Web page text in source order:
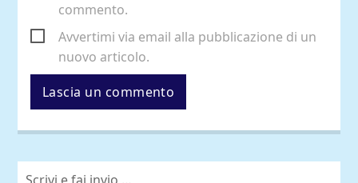
commento.
Avvertimi via email alla pubblicazione di un
nuovo articolo.